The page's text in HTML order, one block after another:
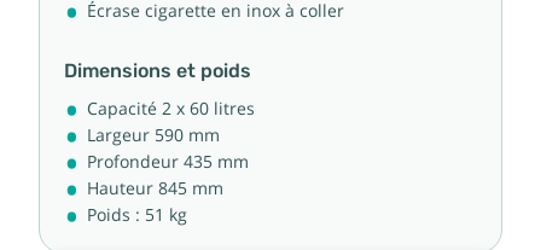
Écrase cigarette en inox à coller
Dimensions et poids
Capacité 2 x 60 litres
Largeur 590 mm
Profondeur 435 mm
Hauteur 845 mm
Poids : 51 kg